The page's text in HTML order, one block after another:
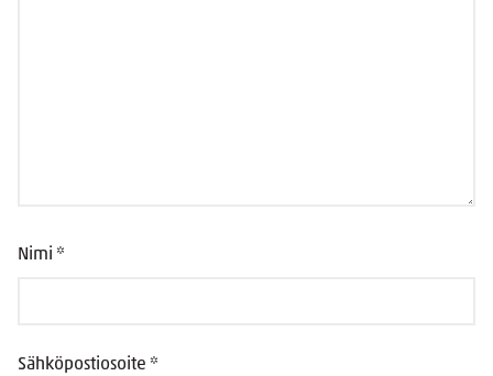
Nimi *
Sähköpostiosoite *